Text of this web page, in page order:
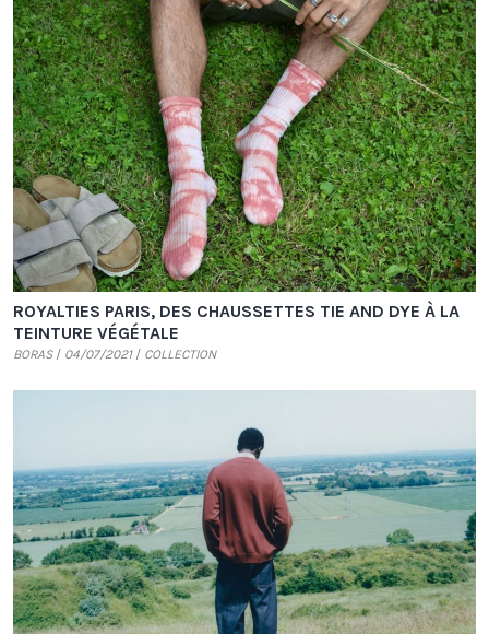
ROYALTIES PARIS, DES CHAUSSETTES TIE AND DYE À LA
TEINTURE VÉGÉTALE
BORAS 04/07/2021 COLLECTION